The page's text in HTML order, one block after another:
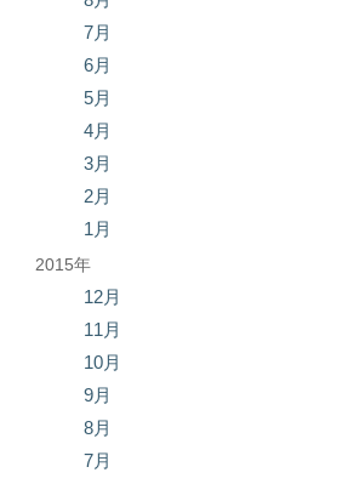
7月
6月
5月
4月
3月
2月
1月
2015年
12月
11月
10月
9月
8月
7月